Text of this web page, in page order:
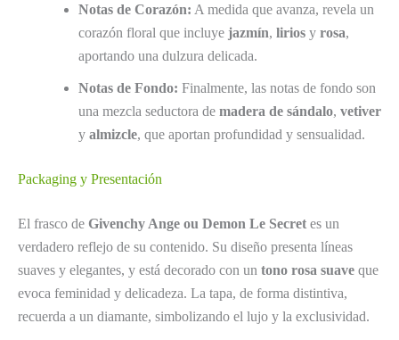
Notas de Corazón: A medida que avanza, revela un
corazón floral que incluye jazmín, lirios y rosa,
aportando una dulzura delicada.
Notas de Fondo: Finalmente, las notas de fondo son
una mezcla seductora de madera de sándalo, vetiver
y almizcle, que aportan profundidad y sensualidad.
Packaging y Presentación
El frasco de Givenchy Ange ou Demon Le Secret es un
verdadero reflejo de su contenido. Su diseño presenta líneas
suaves y elegantes, y está decorado con un tono rosa suave que
evoca feminidad y delicadeza. La tapa, de forma distintiva,
recuerda a un diamante, simbolizando el lujo y la exclusividad.